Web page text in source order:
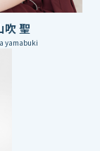
吹 聖
yamabuki